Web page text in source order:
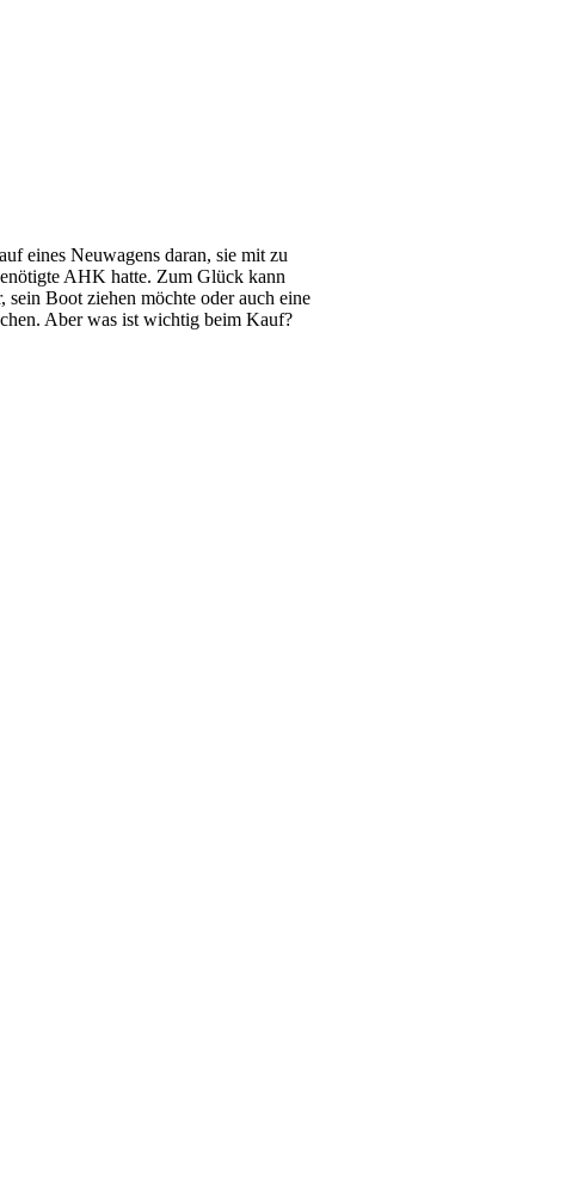
eines Neuwagens daran, sie mit zu
AHK hatte. Zum Glück kann
Boot ziehen möchte oder auch eine
Aber was ist wichtig beim Kauf?